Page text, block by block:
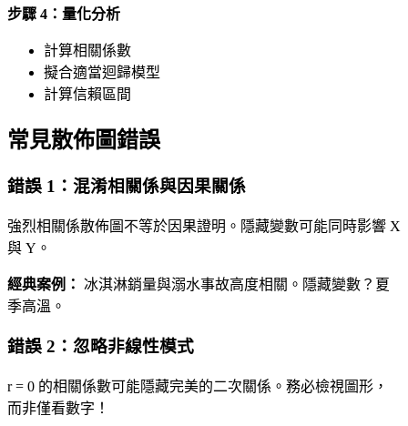
步驟 4：量化分析
計算相關係數
擬合適當迴歸模型
計算信賴區間
常見散佈圖錯誤
錯誤 1：混淆相關係與因果關係
強烈相關係散佈圖不等於因果證明。隱藏變數可能同時影響 X
與 Y。
經典案例： 冰淇淋銷量與溺水事故高度相關。隱藏變數？夏
季高溫。
錯誤 2：忽略非線性模式
r = 0 的相關係數可能隱藏完美的二次關係。務必檢視圖形，
而非僅看數字！